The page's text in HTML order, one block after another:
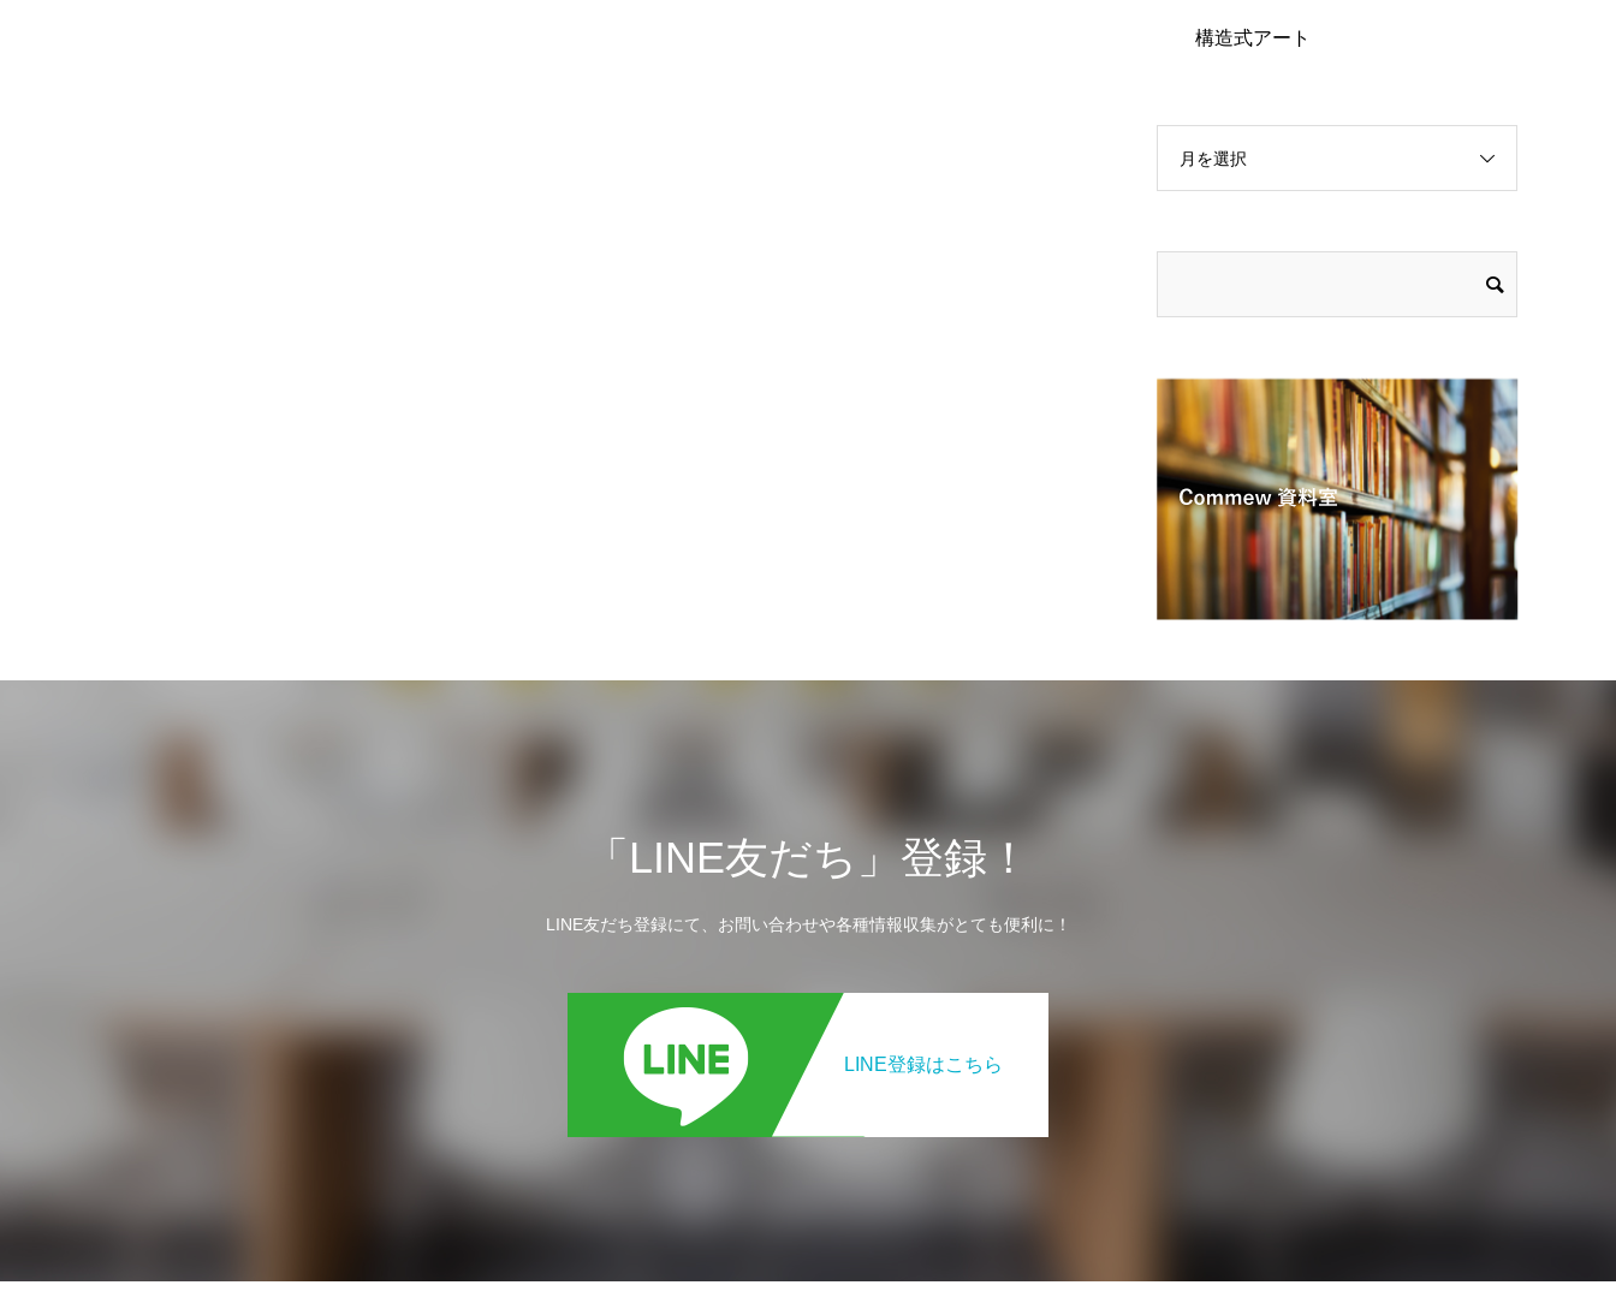
構造式アート
月を選択
「LINE友だち」登録！
LINE友だち登録にて、お問い合わせや各種情報収集がとても便利に！
LINE登録はこちら